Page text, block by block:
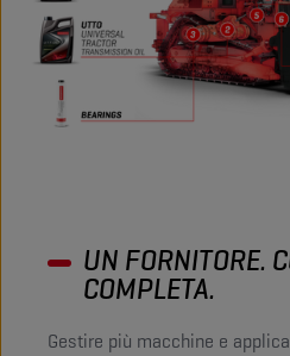
UN FORNITORE.
COMPLETA.
Gestire più macchine e